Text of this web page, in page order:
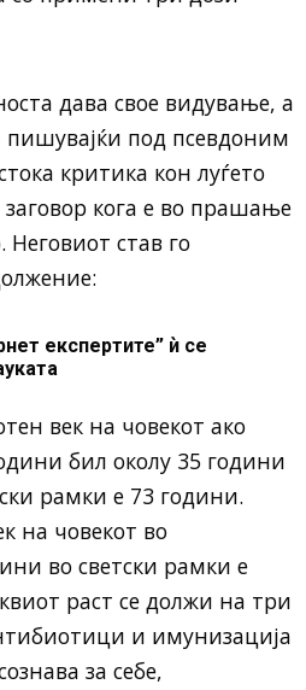
дава свое видување, а
пишувајќи под псевдоним
критика кон луѓето
кога е во прашање
став го
експертите” ѝ се
век на човекот ако
бил околу 35 години
рамки е 73 години.
на човекот во
во светски рамки е
раст се должи на три
и имунизација
за себе,